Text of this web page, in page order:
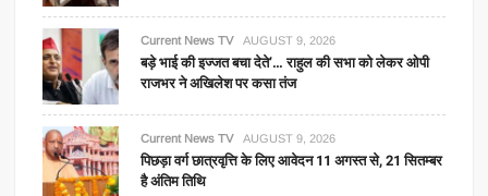
Current News TV AUGUST 9, 2026
बड़े भाई की इज्जत बचा देते’… राहुल की सभा को लेकर ओपी
राजभर ने अखिलेश पर कसा तंज
Current News TV AUGUST 9, 2026
पिछड़ा वर्ग छात्रवृत्ति के लिए आवेदन 11 अगस्त से, 21 सितम्बर
है अंतिम तिथि